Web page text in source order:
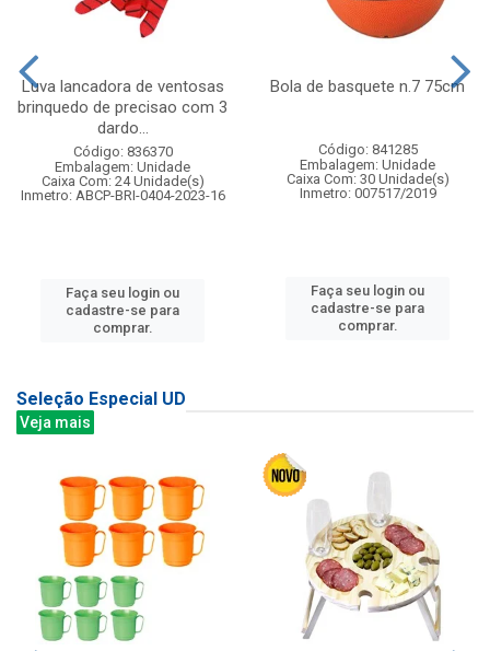
Luva lancadora de ventosas
brinquedo de precisao com 3
dardo...
Código: 836370
Embalagem: Unidade
Caixa Com: 24 Unidade(s)
Inmetro: ABCP-BRI-0404-2023-16
Faça seu login ou
cadastre-se para
comprar.
Bola de basquete n.7 75cm
Código: 841285
Embalagem: Unidade
Caixa Com: 30 Unidade(s)
Inmetro: 007517/2019
Faça seu login ou
cadastre-se para
comprar.
Seleção Especial UD
Veja mais